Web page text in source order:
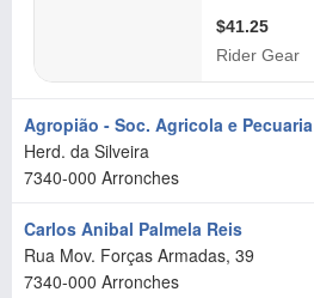
Agropião - Soc. Agricola e Pecuaria
Herd. da Silveira
7340-000 Arronches
Carlos Anibal Palmela Reis
Rua Mov. Forças Armadas, 39
7340-000 Arronches